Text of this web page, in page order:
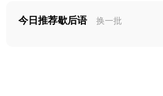
今日推荐歇后语 换一批